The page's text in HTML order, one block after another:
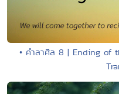
• คำลาศีล 8 | Ending of